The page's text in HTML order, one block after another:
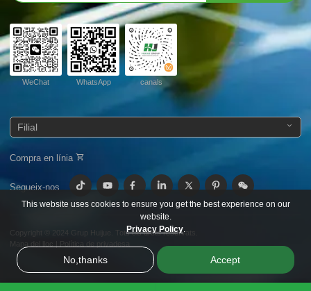
WeChat WhatsApp canals
Filial
Compra en línia
Segueix-nos
Grup Huijue.
Tots els drets reservats.
Mapa del lloc
Política de privadesa
This website uses cookies to ensure you get the best experience on our
website.
Privacy Policy.
No,thanks Accept